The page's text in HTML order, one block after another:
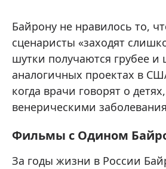
Байрону не нравилось то,
сценаристы «заходят
шутки получаются грубее и
аналогичных проектах в
когда врачи говорят о
венерическими
Фильмы с Одином
За годы жизни в России